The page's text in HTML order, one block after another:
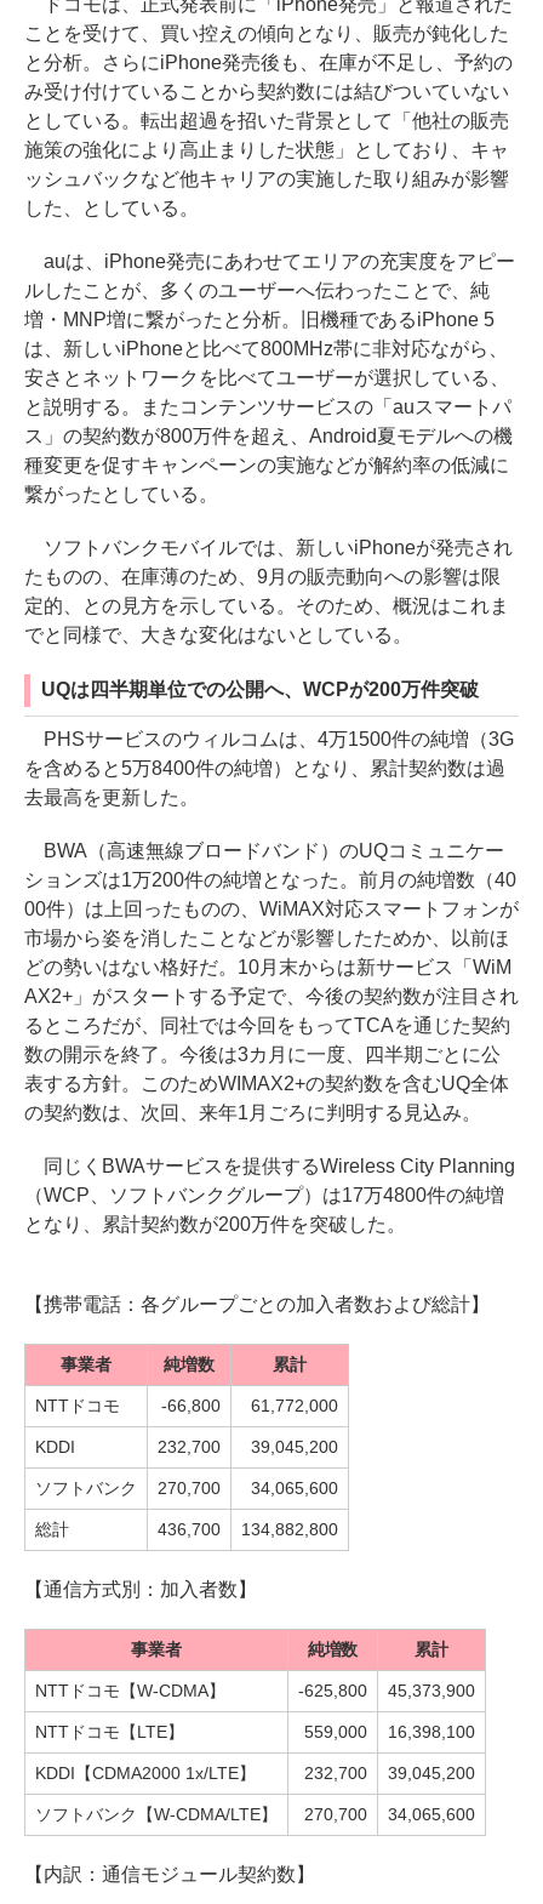
ドコモは、正式発表前に「iPhone発売」と報道された
ことを受けて、買い控えの傾向となり、販売が鈍化した
と分析。さらにiPhone発売後も、在庫が不足し、予約の
み受け付けていることから契約数には結びついていない
としている。転出超過を招いた背景として「他社の販売
施策の強化により高止まりした状態」としており、キャ
ッシュバックなど他キャリアの実施した取り組みが影響
した、としている。
auは、iPhone発売にあわせてエリアの充実度をアピー
ルしたことが、多くのユーザーへ伝わったことで、純
増・MNP増に繋がったと分析。旧機種であるiPhone 5
は、新しいiPhoneと比べて800MHz帯に非対応ながら、
安さとネットワークを比べてユーザーが選択している、
と説明する。またコンテンツサービスの「auスマートパ
ス」の契約数が800万件を超え、Android夏モデルへの機
種変更を促すキャンペーンの実施などが解約率の低減に
繋がったとしている。
ソフトバンクモバイルでは、新しいiPhoneが発売され
たものの、在庫薄のため、9月の販売動向への影響は限
定的、との見方を示している。そのため、概況はこれま
でと同様で、大きな変化はないとしている。
UQは四半期単位での公開へ、WCPが200万件突破
PHSサービスのウィルコムは、4万1500件の純増（3G
を含めると5万8400件の純増）となり、累計契約数は過
去最高を更新した。
BWA（高速無線ブロードバンド）のUQコミュニケー
ションズは1万200件の純増となった。前月の純増数（40
00件）は上回ったものの、WiMAX対応スマートフォンが
市場から姿を消したことなどが影響したためか、以前ほ
どの勢いはない格好だ。10月末からは新サービス「WiM
AX2+」がスタートする予定で、今後の契約数が注目され
るところだが、同社では今回をもってTCAを通じた契約
数の開示を終了。今後は3カ月に一度、四半期ごとに公
表する方針。このためWIMAX2+の契約数を含むUQ全体
の契約数は、次回、来年1月ごろに判明する見込み。
同じくBWAサービスを提供するWireless City Planning
（WCP、ソフトバンクグループ）は17万4800件の純増
となり、累計契約数が200万件を突破した。
【携帯電話：各グループごとの加入者数および総計】
事業者 純増数 累計
NTTドコモ -66,800 61,772,000
KDDI 232,700 39,045,200
ソフトバンク 270,700 34,065,600
総計 436,700 134,882,800
【通信方式別：加入者数】
事業者 純増数 累計
NTTドコモ【W-CDMA】 -625,800 45,373,900
NTTドコモ【LTE】 559,000 16,398,100
KDDI【CDMA2000 1x/LTE】 232,700 39,045,200
ソフトバンク【W-CDMA/LTE】 270,700 34,065,600
【内訳：通信モジュール契約数】